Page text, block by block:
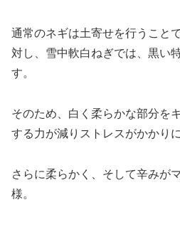
通常のネギは土寄せを行うこと
対し、雪中軟白ねぎでは、黒い
す。
そのため、白く柔らかな部分を
する力が減りストレスがかかり
さらに柔らかく、そして辛みが
様。